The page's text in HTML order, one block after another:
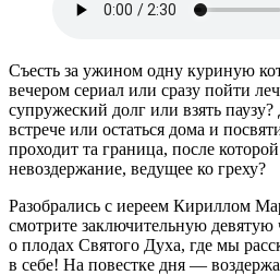
Съесть за ужином одну куриную
вечером сериал или сразу пойти
супружеский долг или взять
встрече или остаться дома и
проходит та граница, после
невоздержание, ведущее ко греху?
Разобрались с иереем Кириллом
смотрите заключительную девятую
о плодах Святого Духа, где мы
в себе! На повестке дня —